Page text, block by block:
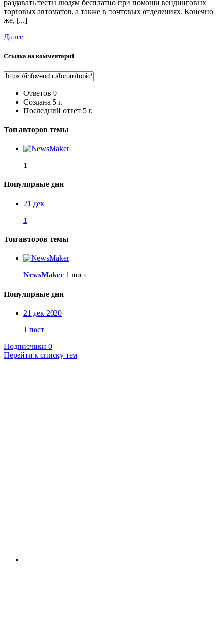
раздавать тесты людям бесплатно при помощи вендинговых
торговых автоматов, а также в почтовых отделениях. Конечно
же, [...]
Далее
Ссылка на комментарий
Ответов 0
Создана 5 г.
Последний ответ 5 г.
Топ авторов темы
1
Популярные дни
21 дек
1
Топ авторов темы
NewsMaker 1 пост
Популярные дни
21 дек 2020
1 пост
Подписчики 0
Перейти к списку тем